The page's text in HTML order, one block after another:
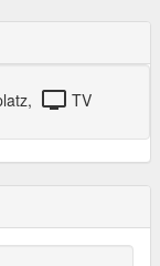
tv TV